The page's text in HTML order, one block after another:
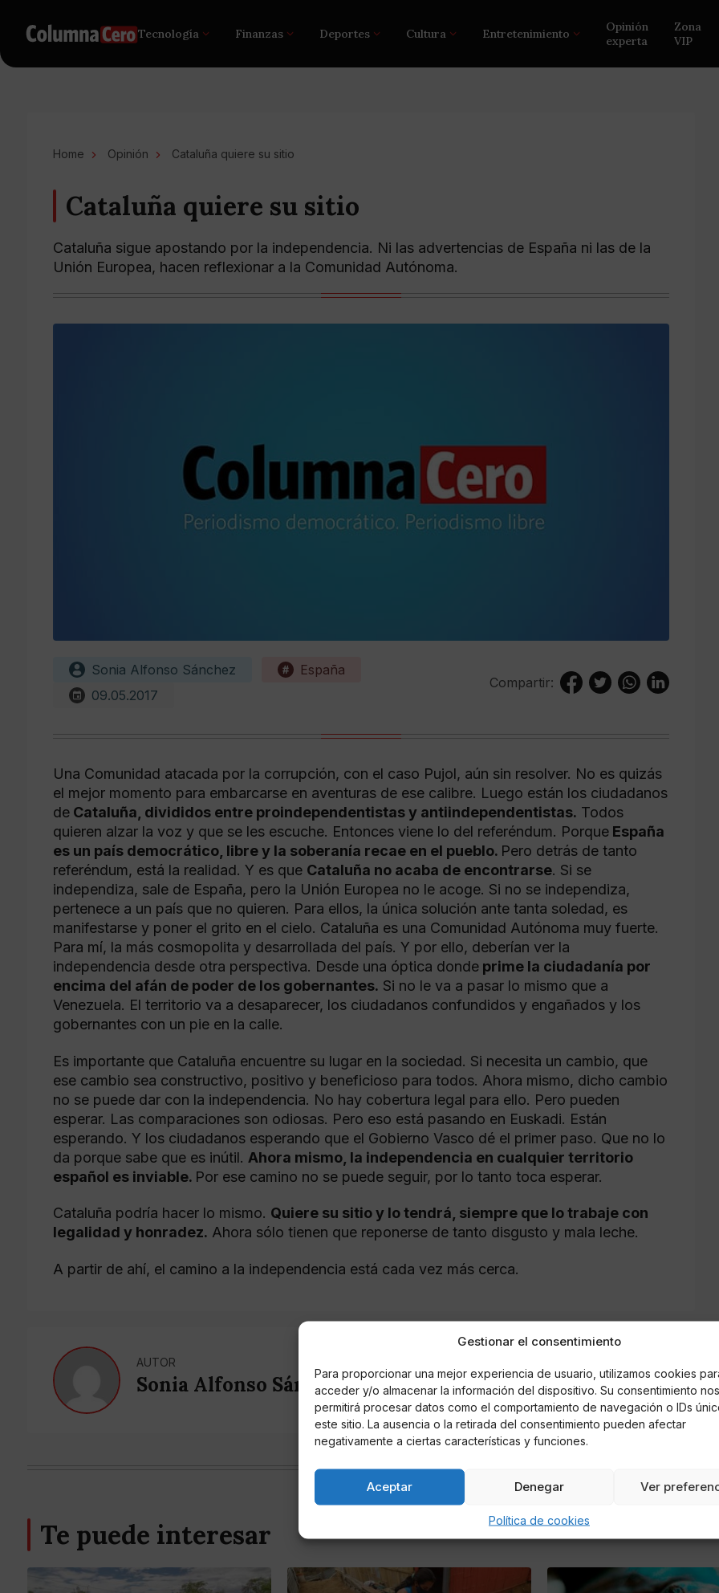
Gestionar el consentimiento
Para proporcionar una mejor experiencia de usuario, utilizamos cookies
acceder y/o almacenar la información del dispositivo. Su consentimiento nos
permitirá procesar datos como el comportamiento de navegación o IDs
este sitio. La ausencia o la retirada del consentimiento pueden afectar
negativamente a ciertas características y funciones.
Aceptar Denegar Ver
Política de cookies
Tecnología Finanzas Deportes Cultura Entretenimiento
Opinión
experta
Zona
VIP
Home Opinión Cataluña quiere su sitio
Cataluña quiere su sitio
Cataluña sigue apostando por la independencia. Ni las advertencias de España ni las de la
Unión Europea, hacen reflexionar a la Comunidad Autónoma.
Sonia Alfonso Sánchez
España
09.05.2017
Compartir:
Una Comunidad atacada por la corrupción, con el caso Pujol, aún sin resolver. No es quizás
el mejor momento para embarcarse en aventuras de ese calibre. Luego están los ciudadanos
de Cataluña, divididos entre proindependentistas y antiindependentistas. Todos
quieren alzar la voz y que se les escuche. Entonces viene lo del referéndum. Porque España
es un país democrático, libre y la soberanía recae en el pueblo. Pero detrás de tanto
referéndum, está la realidad. Y es que Cataluña no acaba de encontrarse. Si se
independiza, sale de España, pero la Unión Europea no le acoge. Si no se independiza,
pertenece a un país que no quieren. Para ellos, la única solución ante tanta soledad, es
manifestarse y poner el grito en el cielo. Cataluña es una Comunidad Autónoma muy fuerte.
Para mí, la más cosmopolita y desarrollada del país. Y por ello, deberían ver la
independencia desde otra perspectiva. Desde una óptica donde prime la ciudadanía por
encima del afán de poder de los gobernantes. Si no le va a pasar lo mismo que a
Venezuela. El territorio va a desaparecer, los ciudadanos confundidos y engañados y los
gobernantes con un pie en la calle.
Es importante que Cataluña encuentre su lugar en la sociedad. Si necesita un cambio, que
ese cambio sea constructivo, positivo y beneficioso para todos. Ahora mismo, dicho cambio
no se puede dar con la independencia. No hay cobertura legal para ello. Pero pueden
esperar. Las comparaciones son odiosas. Pero eso está pasando en Euskadi. Están
esperando. Y los ciudadanos esperando que el Gobierno Vasco dé el primer paso. Que no lo
da porque sabe que es inútil. Ahora mismo, la independencia en cualquier territorio
español es inviable. Por ese camino no se puede seguir, por lo tanto toca esperar.
Cataluña podría hacer lo mismo. Quiere su sitio y lo tendrá, siempre que lo trabaje con
legalidad y honradez. Ahora sólo tienen que reponerse de tanto disgusto y mala leche.
A partir de ahí, el camino a la independencia está cada vez más cerca.
AUTOR
Sonia Alfonso Sánchez
Te puede interesar